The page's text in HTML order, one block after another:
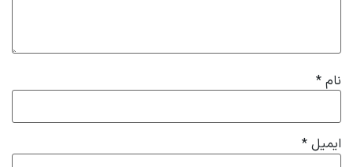
نام *
ایمیل *